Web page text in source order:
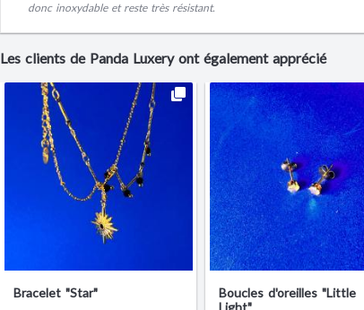
donc inoxydable et reste très résistant.
Les clients de Panda Luxery ont également apprécié
Bracelet "Star"
Boucles d'oreilles "Little
Light"